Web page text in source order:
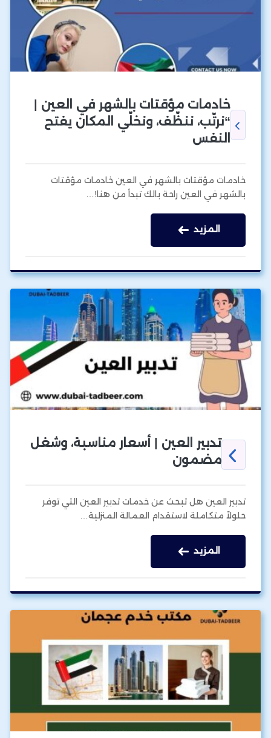
خادمات مؤقتات بالشهر في العين |
“نرتّب، ننظّف، ونخلّي المكان يفتح
النفس
خادمات مؤقتات بالشهر في العين خادمات مؤقتات
بالشهر في العين راحة بالك تبدأ من هنا!…
المزيد
تدبير العين | أسعار مناسبة، وشغل
مضمون
تدبير العين هل تبحث عن خدمات تدبير العين التي توفر
حلولاً متكاملة لاستقدام العمالة المنزلية…
المزيد